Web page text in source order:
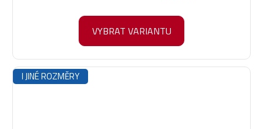
VYBRAT VARIANTU
I JINÉ ROZMĚRY